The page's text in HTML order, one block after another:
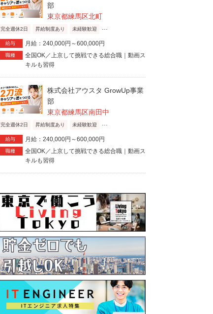
部
東京都練馬区北町
完全週休2日 昇給制度あり 未経験歓迎
給与 月給：240,000円～600,000円
職種
全国OK／上京して挑戦できる総合職｜動画ス
キルも習得
株式会社アウスタ GrowUp事業
部
東京都練馬区南田中
完全週休2日 昇給制度あり 未経験歓迎
給与 月給：240,000円～600,000円
職種
全国OK／上京して挑戦できる総合職｜動画ス
キルも習得